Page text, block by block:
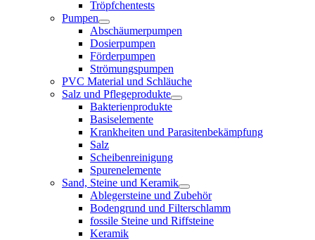
Tröpfchentests
Pumpen
Abschäumerpumpen
Dosierpumpen
Förderpumpen
Strömungspumpen
PVC Material und Schläuche
Salz und Pflegeprodukte
Bakterienprodukte
Basiselemente
Krankheiten und Parasitenbekämpfung
Salz
Scheibenreinigung
Spurenelemente
Sand, Steine und Keramik
Ablegersteine und Zubehör
Bodengrund und Filterschlamm
fossile Steine und Riffsteine
Keramik